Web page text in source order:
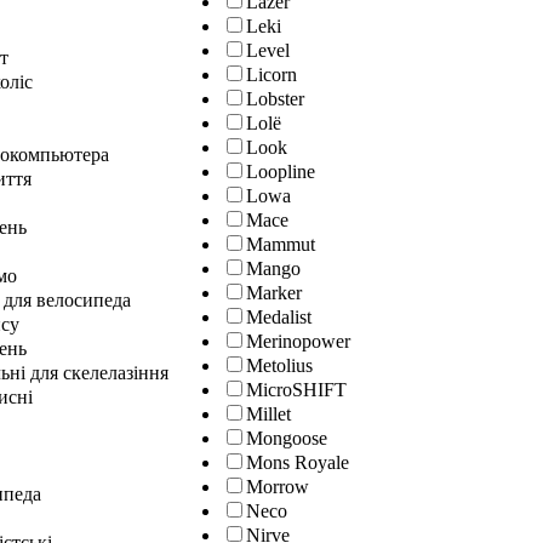
Leki
Level
Licorn
Lobster
Lolё
Look
Loopline
Lowa
Mace
Mammut
Mango
Marker
Medalist
Merinopower
Metolius
MicroSHIFT
Millet
Mongoose
Mons Royale
Morrow
Neco
Nirve
велосипеда
для скелелазіння